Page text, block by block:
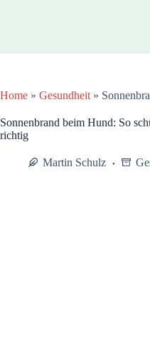
Home » Gesundheit »
Sonnenbrand beim Hund: So
richtig
Martin Schulz